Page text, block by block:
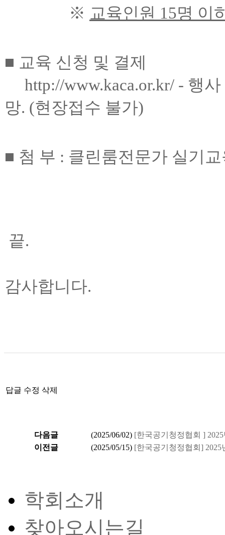
※ 교육인원 15명 이
■ 교육 신청 및 결제
http://www.kaca.or.kr/ - 행
망. (현장접수 불가)
■ 첨 부 : 클린룸전문가 실기
끝.
감사합니다.
답글 수정 삭제
다음글 (2025/06/02) [한국공기청정협회 ]
이전글
(2025/05/15) [한국공기청정협회]
학회소개
찾아오시는길